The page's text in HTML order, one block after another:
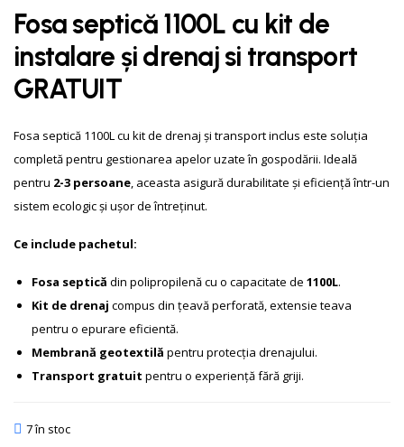
Fosa septică 1100L cu kit de
instalare și drenaj si transport
GRATUIT
Fosa septică 1100L cu kit de drenaj și transport inclus este soluția
completă pentru gestionarea apelor uzate în gospodării. Ideală
pentru 2-3 persoane, aceasta asigură durabilitate și eficiență într-un
sistem ecologic și ușor de întreținut.
Ce include pachetul:
Fosa septică din polipropilenă cu o capacitate de 1100L.
Kit de drenaj compus din țeavă perforată, extensie teava
pentru o epurare eficientă.
Membrană geotextilă pentru protecția drenajului.
Transport gratuit pentru o experiență fără griji.
7 în stoc